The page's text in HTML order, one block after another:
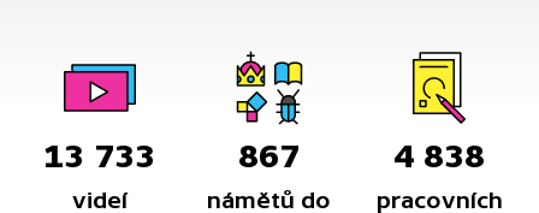
13 733
videí
867
námětů do
4 838
pracovních